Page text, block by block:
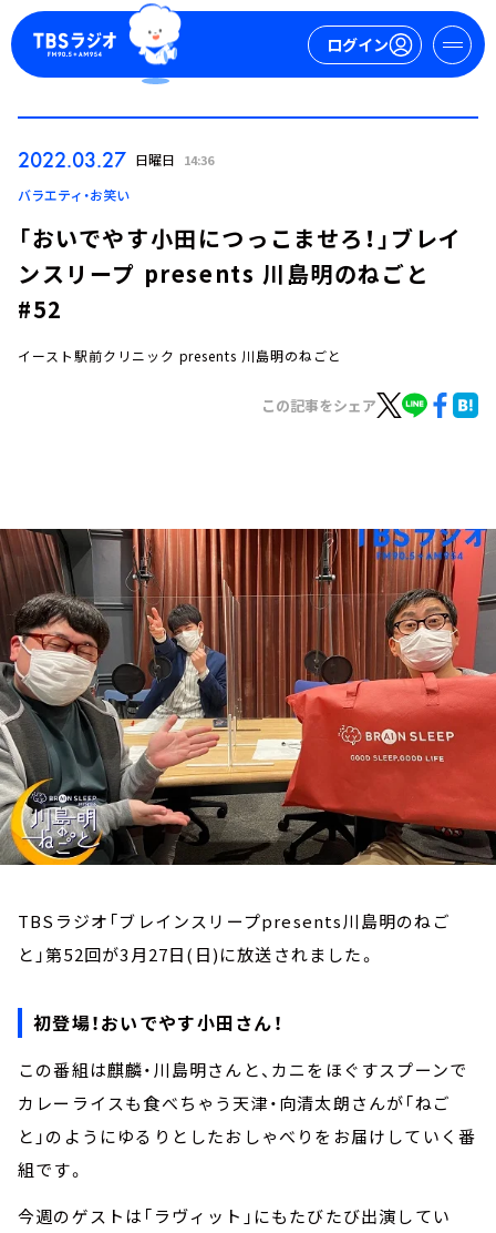
ログイン
ログイン
イベント・グッズ
YouTube
会社情報
2022.03.27 日曜日 14:36
バラエティ・お笑い
「おいでやす小田につっこませろ！」ブレイ
ンスリープ presents 川島明のねごと
#52
イースト駅前クリニック presents 川島明のねごと
この記事をシェア
TBSラジオ「ブレインスリープpresents川島明のねご
と」第52回が3月27日(日)に放送されました。
初登場！おいでやす小田さん！
この番組は麒麟・川島明さんと、カニをほぐすスプーンで
カレーライスも食べちゃう天津・向清太朗さんが「ねご
と」のようにゆるりとしたおしゃべりをお届けしていく番
組です。
今週のゲストは「ラヴィット」にもたびたび出演してい